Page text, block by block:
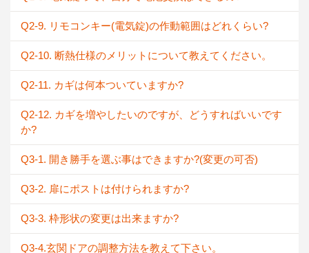
Q2-9. リモコンキー(電気錠)の作動範囲はどれくらい?
Q2-10. 断熱仕様のメリットについて教えてください。
Q2-11. カギは何本ついていますか?
Q2-12. カギを増やしたいのですが、どうすればいいです
か?
Q3-1. 開き勝手を選ぶ事はできますか?(変更の可否)
Q3-2. 扉にポストは付けられますか?
Q3-3. 枠形状の変更は出来ますか?
Q3-4.玄関ドアの調整方法を教えて下さい。